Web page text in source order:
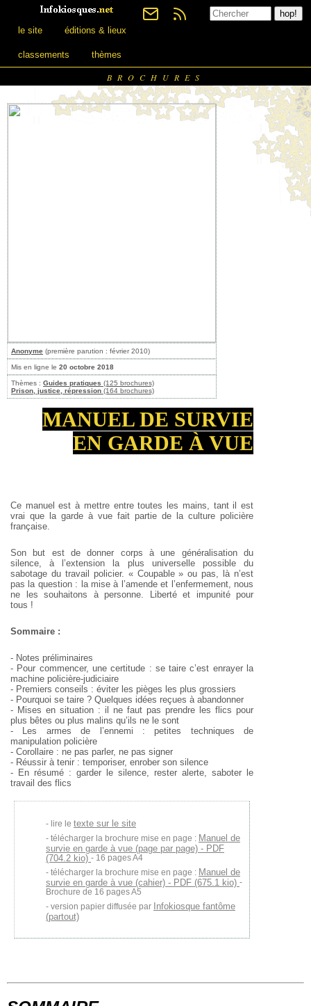
le site éditions & lieux
classements thèmes
BROCHURES
Anonyme (première parution : février 2010)
Mis en ligne le 20 octobre 2018
Thèmes : Guides pratiques (125 brochures)
Prison, justice, répression (164 brochures)
MANUEL DE SURVIE
EN GARDE À VUE
Ce manuel est à mettre entre toutes les mains, tant il est
vrai que la garde à vue fait partie de la culture policière
française.
Son but est de donner corps à une généralisation du
silence, à l’extension la plus universelle possible du
sabotage du travail policier. « Coupable » ou pas, là n’est
pas la question : la mise à l’amende et l’enfermement, nous
ne les souhaitons à personne. Liberté et impunité pour
tous !
Sommaire :
- Notes préliminaires
- Pour commencer, une certitude : se taire c’est enrayer la
machine policière-judiciaire
- Premiers conseils : éviter les pièges les plus grossiers
- Pourquoi se taire ? Quelques idées reçues à abandonner
- Mises en situation : il ne faut pas prendre les flics pour
plus bêtes ou plus malins qu’ils ne le sont
- Les armes de l’ennemi : petites techniques de
manipulation policière
- Corollaire : ne pas parler, ne pas signer
- Réussir à tenir : temporiser, enrober son silence
- En résumé : garder le silence, rester alerte, saboter le
travail des flics
lire le texte sur le site
télécharger la brochure mise en page : Manuel de
survie en garde à vue (page par page) - PDF
(704.2 kio) - 16 pages A4
télécharger la brochure mise en page : Manuel de
survie en garde à vue (cahier) - PDF (675.1 kio) -
Brochure de 16 pages A5
version papier diffusée par Infokiosque fantôme
(partout)